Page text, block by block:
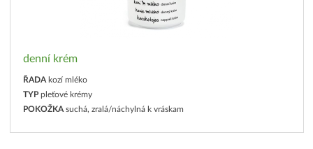
denní krém
ŘADA kozí mléko
TYP pleťové krémy
POKOŽKA suchá, zralá/náchylná k vráskam